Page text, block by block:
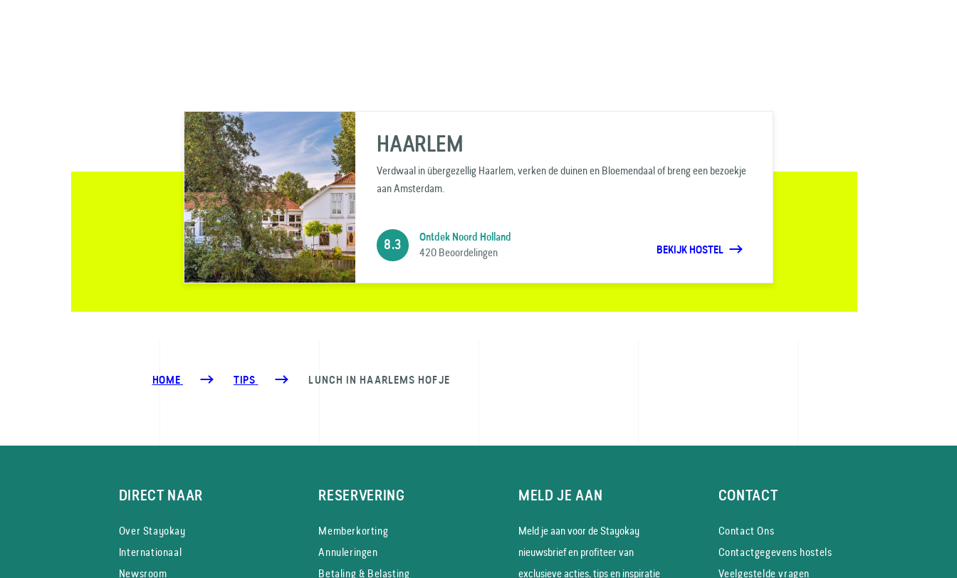
HAARLEM
Verdwaal in übergezellig Haarlem, verken de duinen en Bloemendaal of breng een bezoekje
aan Amsterdam.
8.3
Ontdek Noord Holland
420 Beoordelingen BEKIJK HOSTEL
HOME TIPS LUNCH IN HAARLEMS HOFJE
DIRECT NAAR
Over Stayokay
Internationaal
Newsroom
RESERVERING
Memberkorting
Annuleringen
Betaling & Belasting
MELD JE AAN
Meld je aan voor de Stayokay
nieuws­brief en profiteer van
exclusieve acties, tips en inspiratie
CONTACT
Contact Ons
Contactgegevens hostels
Veelgestelde vragen